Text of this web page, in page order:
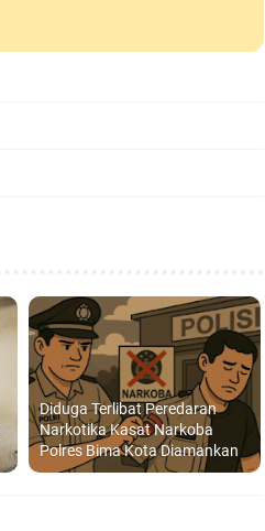
Diduga Terlibat Peredaran
Narkotika Kasat Narkoba
Polres Bima Kota Diamankan